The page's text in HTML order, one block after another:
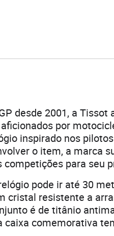
desde 2001, a Tissot
por
inspirado nos
o item, a marca
para seu
pode ir até 30
cristal resistente a
é de titânio
comemorativa